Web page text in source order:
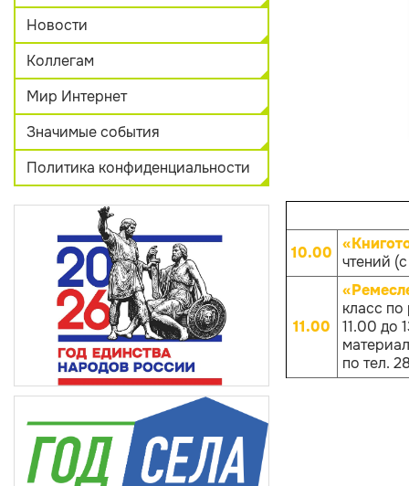
Новости
Коллегам
Мир Интернет
Значимые события
Политика конфиденциальности
10.00 чтений
11.00
класс
11.00 до
по тел.